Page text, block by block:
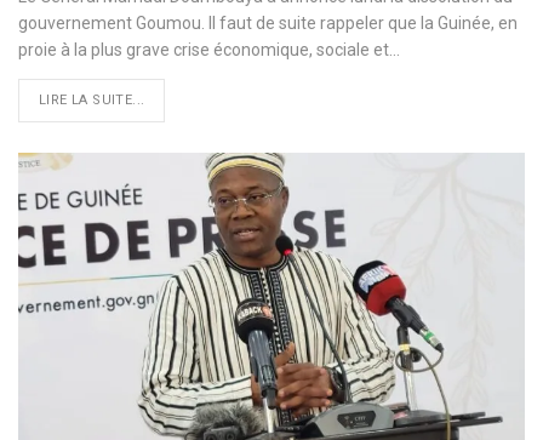
gouvernement Goumou. Il faut de suite rappeler que la Guinée, en
proie à la plus grave crise économique, sociale et…
LIRE LA SUITE...